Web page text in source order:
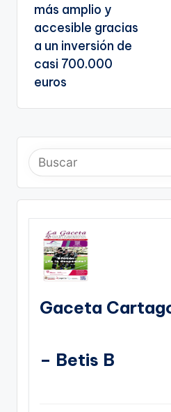
más amplio y
accesible gracias
a un inversión de
casi 700.000
euros
Gaceta
– Betis B